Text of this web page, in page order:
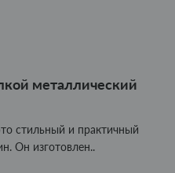
металлический
стильный и практичный
Он изготовлен..